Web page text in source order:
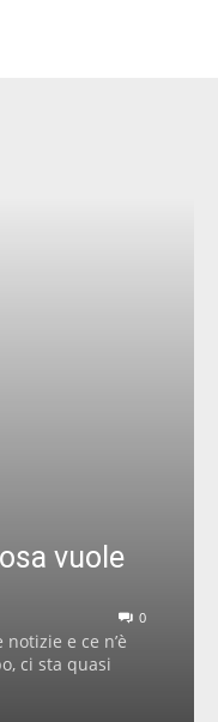
vuole
0
e ce n’è
ci sta quasi